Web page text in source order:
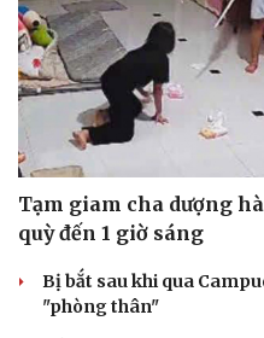
check-in
Tạm giam cha dượng
quỳ đến 1 giờ sáng
Bị bắt sau khi qua
"phòng thân"